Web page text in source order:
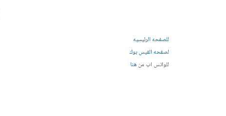
للصفحه الرئيسيه
لصفحه الفيس بوك
للواتس اب منهنا